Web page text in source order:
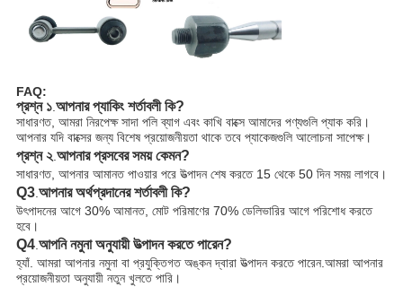
FAQ:
প্রশ্ন ১. আপনার প্যাকিং শর্তাবলী কি?
সাধারণত, আমরা নিরপেক্ষ সাদা পলি ব্যাগ এবং কাখি বাক্সে আমাদের পণ্যগুলি প্যাক করি।
আপনার যদি বাক্সের জন্য বিশেষ প্রয়োজনীয়তা থাকে তবে প্যাকেজগুলি আলোচনা সাপেক্ষ।
প্রশ্ন ২ আপনার প্রসবের সময় কেমন?
সাধারণত, আপনার আমানত পাওয়ার পরে উত্পাদন শেষ করতে 15 থেকে 50 দিন সময় লাগবে।
Q3. আপনার অর্থপ্রদানের শর্তাবলী কি?
উৎপাদনের আগে 30% আমানত, মোট পরিমাণের 70% ডেলিভারির আগে পরিশোধ করতে
হবে।
Q4. আপনি নমুনা অনুযায়ী উত্পাদন করতে পারেন?
হ্যাঁ. আমরা আপনার নমুনা বা প্রযুক্তিগত অঙ্কন দ্বারা উত্পাদন করতে পারেন.আমরা আপনার
প্রয়োজনীয়তা অনুযায়ী নতুন খুলতে পারি।